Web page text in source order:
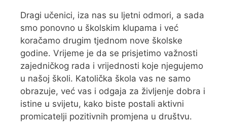
Dragi učenici, iza nas su ljetni odmori, a sada
smo ponovno u školskim klupama i već
koračamo drugim tjednom nove školske
godine. Vrijeme je da se prisjetimo važnosti
zajedničkog rada i vrijednosti koje njegujemo
u našoj školi. Katolička škola vas ne samo
obrazuje, već vas i odgaja za življenje dobra i
istine u svijetu, kako biste postali aktivni
promicatelji pozitivnih promjena u društvu.